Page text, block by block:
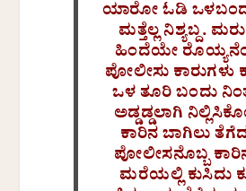
ಯಾರೋ ಓಡಿ ಒಳಬಂದ
ಮತ್ತೆಲ್ಲ ನಿಶ್ಯಬ್ದ.
ಹಿಂದೆಯೇ
ಪೋಲೀಸು
ಒಳ ತೂರಿ ಬಂದು
ಅಡ್ಡಡ್ಡಲಾಗಿ
ಕಾರಿನ ಬಾಗಿಲು
ಪೋಲೀಸನೊಬ್ಬ
ಮರೆಯಲ್ಲಿ ಕುಸಿದು